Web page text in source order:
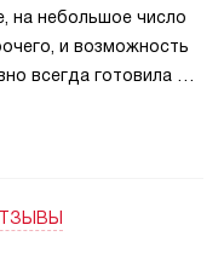
на небольшое число
и возможность
всегда готовила и
но многие
варочную